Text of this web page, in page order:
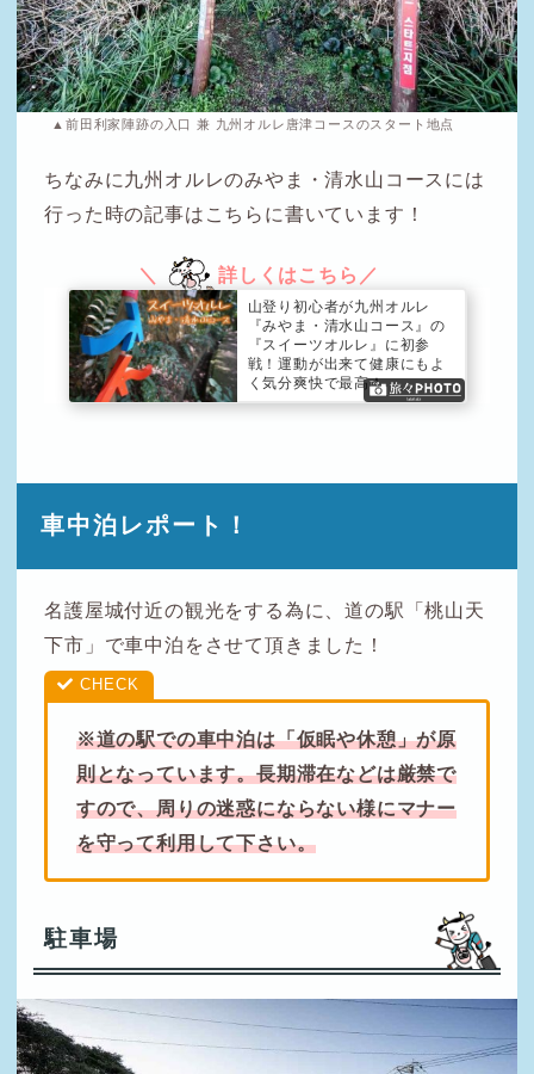
▲前田利家陣跡の入口 兼 九州オルレ唐津コースのスタート地点
ちなみに九州オルレのみやま・清水山コースには
行った時の記事はこちらに書いています！
山登り初心者が九州オルレ
『みやま・清水山コース』の
『スイーツオルレ』に初参
戦！運動が出来て健康にもよ
く気分爽快で最高！
車中泊レポート！
名護屋城付近の観光をする為に、道の駅「桃山天
下市」で車中泊をさせて頂きました！
※道の駅での車中泊は「仮眠や休憩」が原
則となっています。長期滞在などは厳禁で
すので、周りの迷惑にならない様にマナー
を守って利用して下さい。
駐車場